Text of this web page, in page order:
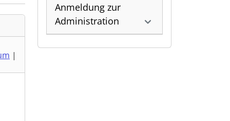
|
Anmeldung zur
Administration